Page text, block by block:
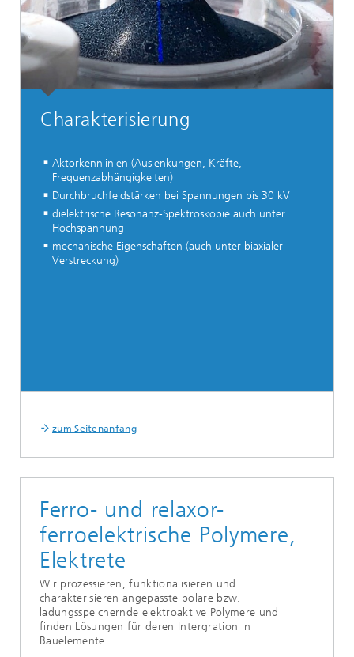
Charakterisierung
Aktorkennlinien (Auslenkungen, Kräfte,
Frequenzabhängigkeiten)
Durchbruchfeldstärken bei Spannungen bis 30 kV
dielektrische Resonanz-Spektroskopie auch unter
Hochspannung
mechanische Eigenschaften (auch unter biaxialer
Verstreckung)
zum Seitenanfang
Ferro- und relaxor-
ferroelektrische Polymere,
Elektrete
Wir prozessieren, funktionalisieren und
charakterisieren angepasste polare bzw.
ladungsspeichernde elektroaktive Polymere und
finden Lösungen für deren Intergration in
Bauelemente.